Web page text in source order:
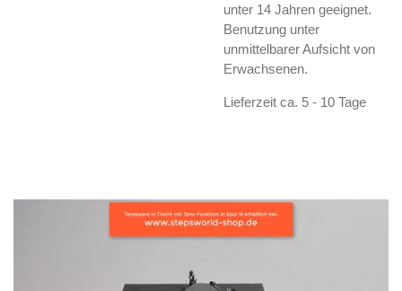
unter 14 Jahren geeignet.
Benutzung unter
unmittelbarer Aufsicht von
Erwachsenen.
Lieferzeit ca. 5 - 10 Tage